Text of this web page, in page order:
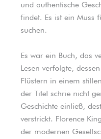
und authentische
findet. Es ist ein Muss
suchen.
Es war ein Buch, das
Lesen verfolgte,
Flüstern in einem
der Titel schrie nicht
Geschichte einließ,
verstrickt. Florence
der modernen